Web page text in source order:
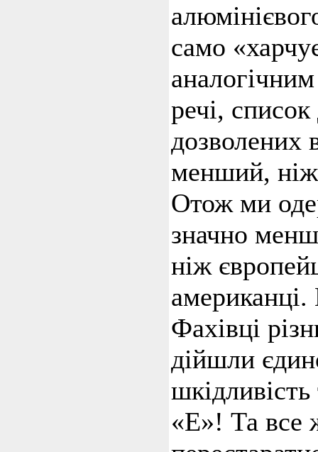
само
речі, список
дозволених
менший,
Отож ми
значно
ніж
Фахівці
дійшли
«Е»! Та все